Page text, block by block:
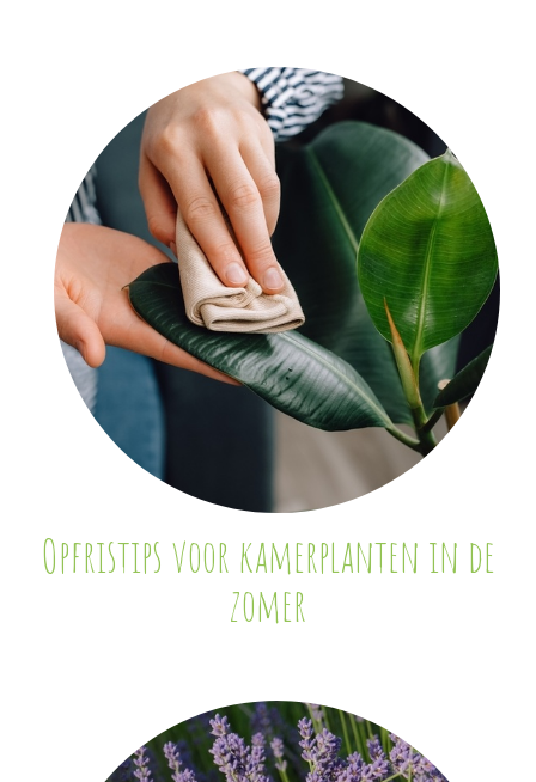
Opfristips voor kamerplanten in de
zomer